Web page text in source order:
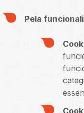
Pela